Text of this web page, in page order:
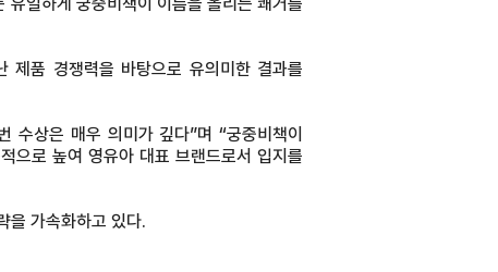
제품 경쟁력을 바탕으로 유의미한 결과를
수상은 매우 의미가 깊다”며 “궁중비책이
으로 높여 영유아 대표 브랜드로서 입지를
을 가속화하고 있다.